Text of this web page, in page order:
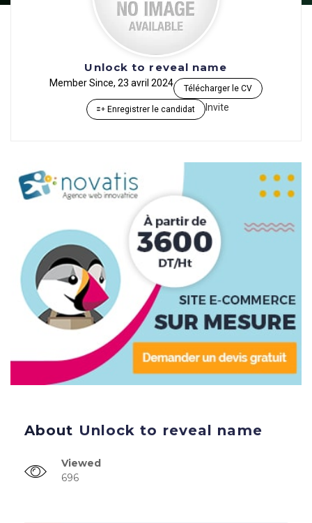
Unlock to reveal name
Member Since, 23 avril 2024 Télécharger le CV
Enregistrer le candidat Invite
About Unlock to reveal name
Viewed
696